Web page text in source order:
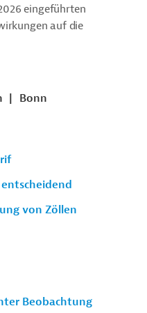
eingeführten
auf die
Bonn
von Zöllen
Beobachtung